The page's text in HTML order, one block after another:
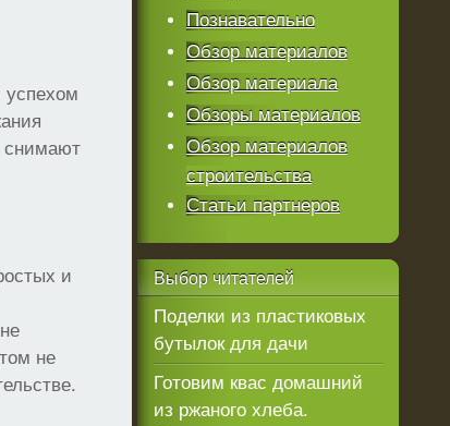
успехом
снимают
и
не
Познавательно
Обзор материалов
Обзор материала
Обзоры материалов
Обзор материалов
строительства
Статьи партнеров
Выборчитателей
Поделки из пластиковых
бутылок для дачи
Готовим квас домашний
из ржаного хлеба.